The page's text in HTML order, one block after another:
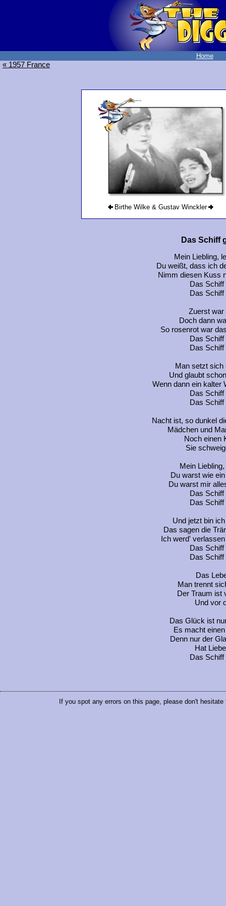
Home
« 1957 France
Birthe Wilke & Gustav Winckler
Das Schiff
Mein Liebling,
Du weißt, dass ich
Nimm diesen Kuss
Das
Das
Zuerst war
Doch dann
So rosenrot war
Das
Das
Man setzt sich
Und glaubt
Wenn dann ein kalter
Das
Das
Nacht ist, so dunkel
Mädchen und
Noch einen
Sie
Mein
Du warst wie
Du warst mir
Das
Das
Und jetzt bin
Das sagen die
Ich werd'
Das
Das
Das
Man trennt
Der Traum ist
Und vor
Das Glück ist
Es macht
Denn nur der
Hat
Das
If you spot any errors on this page, please don't